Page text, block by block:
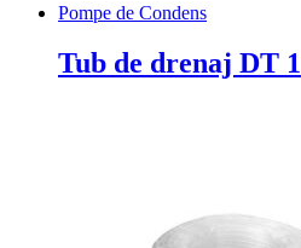
Pompe de Condens
Tub de drenaj DT 1